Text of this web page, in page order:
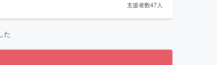
支援者数47人
た